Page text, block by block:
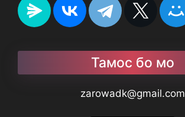
Тамос бо мо
zarowadk@gmail.com